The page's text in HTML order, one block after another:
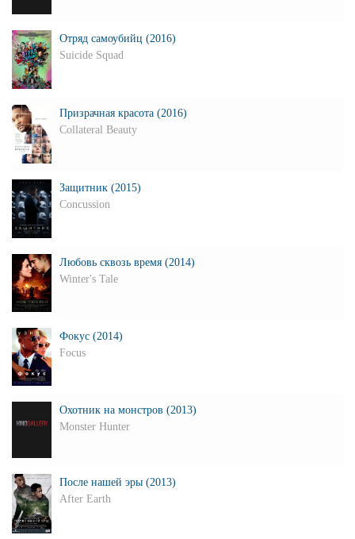
Отряд самоубийц (2016)
Suicide Squad
Призрачная красота (2016)
Collateral Beauty
Защитник (2015)
Concussion
Любовь сквозь время (2014)
Winter's Tale
Фокус (2014)
Focus
Охотник на монстров (2013)
Monster Hunter
После нашей эры (2013)
After Earth